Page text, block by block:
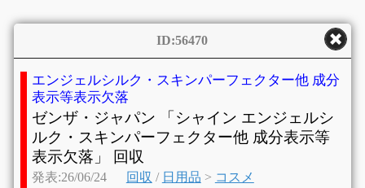
ID:56470
エンジェルシルク・スキンパーフェクター他 成分
表示等表示欠落
ゼンザ・ジャパン 「シャイン エンジェルシ
ルク・スキンパーフェクター他 成分表示等
表示欠落」 回収
発表:26/06/24 回収 / 日用品 > コスメ